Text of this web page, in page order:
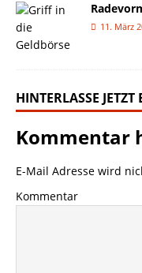
11. März
HINTERLASSE
Kommentar
E-Mail Adresse wird
Kommentar